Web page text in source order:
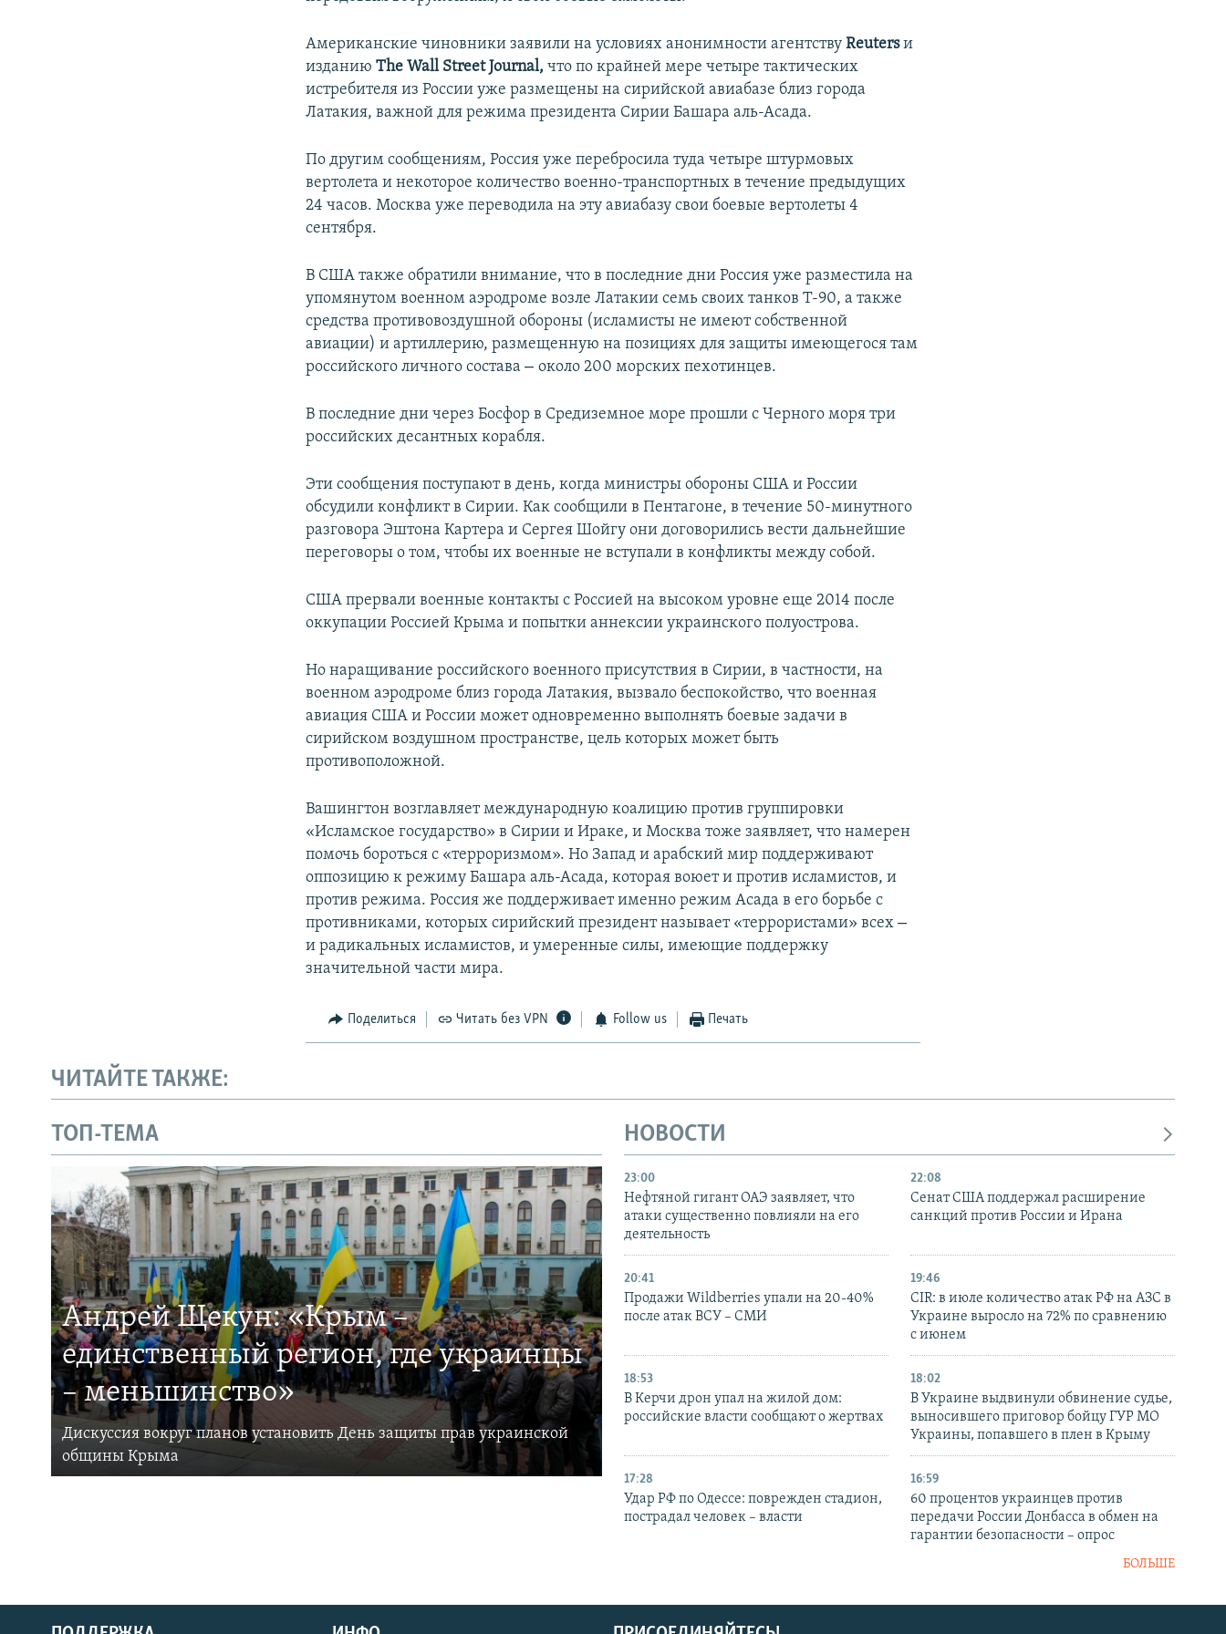
Американские чиновники заявили на условиях анонимности агентствуReutersи
изданиюThe Wall Street Journal, что по крайней мере четыре тактических
истребителя из России уже размещены на сирийской авиабазе близ города
Латакия, важной для режима президента Сирии Башара аль-Асада.
По другим сообщениям, Россия уже перебросила туда четыре штурмовых
вертолета и некоторое количество военно-транспортных в течение предыдущих
24 часов. Москва уже переводила на эту авиабазу свои боевые вертолеты 4
сентября.
В США также обратили внимание, что в последние дни Россия уже разместила на
упомянутом военном аэродроме возле Латакии семь своих танков Т-90, а также
средства противовоздушной обороны (исламисты не имеют собственной
авиации) и артиллерию, размещенную на позициях для защиты имеющегося там
российского личного состава–около 200 морских пехотинцев.
В последние дни через Босфор в Средиземное море прошли с Черного моря три
российских десантных корабля.
Эти сообщения поступают в день, когда министры обороны США и России
обсудили конфликт в Сирии. Как сообщили в Пентагоне, в течение 50-минутного
разговора Эштона Картера и Сергея Шойгу они договорились вести дальнейшие
переговоры о том, чтобы их военные не вступали в конфликты между собой.
США прервали военные контакты с Россией на высоком уровне еще 2014 после
оккупации Россией Крыма и попытки аннексии украинского полуострова.
Но наращивание российского военного присутствия в Сирии, в частности, на
военном аэродроме близ города Латакия, вызвало беспокойство, что военная
авиация США и России может одновременно выполнять боевые задачи в
сирийском воздушном пространстве, цель которых может быть
противоположной.
Вашингтон возглавляет международную коалицию против группировки
«Исламское государство» в Сирии и Ираке, и Москва тоже заявляет, что намерен
помочь бороться с «терроризмом». Но Запад и арабский мир поддерживают
оппозицию к режиму Башара аль-Асада, которая воюет и против исламистов, и
против режима. Россия же поддерживает именно режим Асада в его борьбе с
противниками, которых сирийский президент называет «террористами» всех–
и радикальных исламистов, и умеренные силы, имеющие поддержку
значительной части мира.
Поделиться Читать без VPN Follow us Печать
ЧИТАЙТЕ ТАКЖЕ:
ТОП-ТЕМА
Андрей Щекун: «Крым –
единственный регион, где украинцы
– меньшинство»
Дискуссия вокруг планов установить День защиты прав украинской
общины Крыма
НОВОСТИ
23:00
Нефтяной гигант ОАЭ заявляет, что
атаки существенно повлияли на его
деятельность
22:08
Сенат США поддержал расширение
санкций против России и Ирана
20:41
Продажи Wildberries упали на 20-40%
после атак ВСУ – СМИ
19:46
CIR: в июле количество атак РФ на АЗС в
Украине выросло на 72% по сравнению
с июнем
18:53
В Керчи дрон упал на жилой дом:
российские власти сообщают о жертвах
18:02
В Украине выдвинули обвинение судье,
выносившего приговор бойцу ГУР МО
Украины, попавшего в плен в Крыму
17:28
Удар РФ по Одессе: поврежден стадион,
пострадал человек – власти
16:59
60 процентов украинцев против
передачи России Донбасса в обмен на
гарантии безопасности – опрос
БОЛЬШЕ